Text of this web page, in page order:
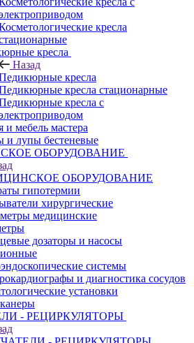
кресла
кресла
Назад
кресла
кресла стационарные
кресла с
и мебель мастера
и лупы бестеневые
ОБОРУДОВАНИЕ
ОБОРУДОВАНИЕ
гипотермии
хирургические
медицинские
дозаторы и насосы
системы
и диагностика сосудов
установки
- РЕЦИРКУЛЯТОРЫ